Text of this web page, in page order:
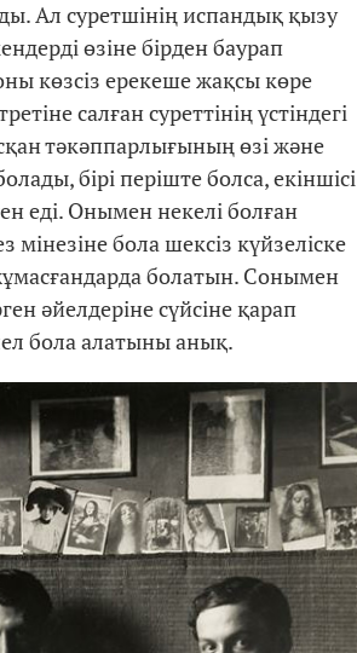
Ал суретшінің испандық қызу
өзіне бірден баурап
көзсіз ерекеше жақсы көре
салған суреттінің үстіндегі
тәкәппарлығының өзі және
бірі періште болса, екіншісі
еді. Онымен некелі болған
бола шексіз күйзеліске
болатын. Сонымен
әйелдеріне сүйсіне қарап
бола алатыны анық.